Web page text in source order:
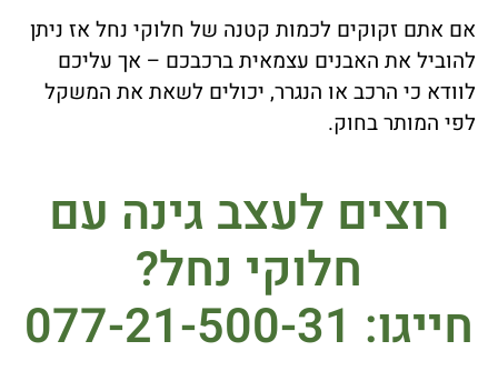
אם אתם זקוקים לכמות קטנה של חלוקי נחל אז ניתן
להוביל את האבנים עצמאית ברכבכם – אך עליכם
לוודא כי הרכב או הנגרר, יכולים לשאת את המשקל
לפי המותר בחוק.
רוצים לעצב גינה עם
חלוקי נחל?
חייגו: 077-21-500-31